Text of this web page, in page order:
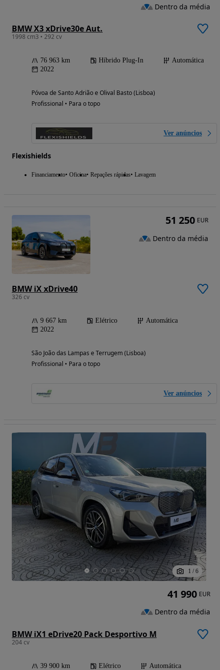
BMW X3 xDrive30e Aut.
1998 cm3 • 292 cv
76 963 km Híbrido Plug-In
Automática
2022
Póvoa de Santo Adrião e Olival Basto (Lisboa)
Profissional • Para o topo
Ver anúncios
Flexishields
Financiamento Oficina Repações rápidas Lavagem
Dentro da média
BMW iX xDrive40
326 cv
9 667 km Elétrico
Automática
2022
São João das Lampas e Terrugem (Lisboa)
Profissional • Para o topo
Ver anúncios
51 250 EUR
Dentro da média
1 / 6
BMW iX1 eDrive20 Pack Desportivo M
204 cv
39 900 km Elétrico
Automática
41 990 EUR
Dentro da média